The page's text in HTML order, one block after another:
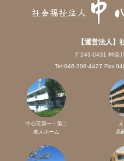
【運営法人】
〒243-0431 神奈
Tel:046-206-4427
中心荘第一・第二
老人ホーム
高